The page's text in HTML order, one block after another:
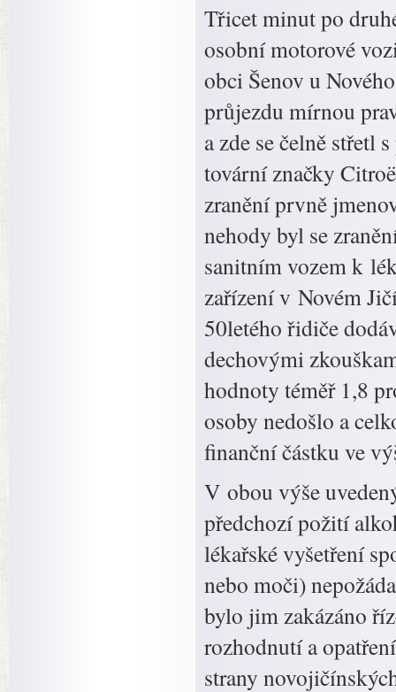
Třicet minut po
osobní motorové
obci Šenov u
průjezdu mírnou
a zde se čelně
tovární značky
zranění prvně
nehody byl se
sanitním vozem k
zařízení v Novém
50letého řidiče
dechovými
hodnoty téměř 1,8
osoby nedošlo a
finanční částku ve
V obou výše
předchozí požití
lékařské vyšetření
nebo moči)
bylo jim zakázáno
rozhodnutí a
strany